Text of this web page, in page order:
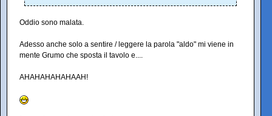
Oddio sono malata.
Adesso anche solo a sentire / leggere la parola "aldo" mi viene in
mente Grumo che sposta il tavolo e....
AHAHAHAHAHAAH!